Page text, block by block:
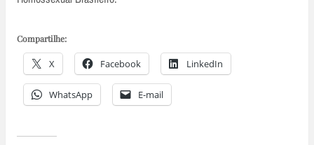
Compartilhe:
X Facebook LinkedIn
WhatsApp E-mail